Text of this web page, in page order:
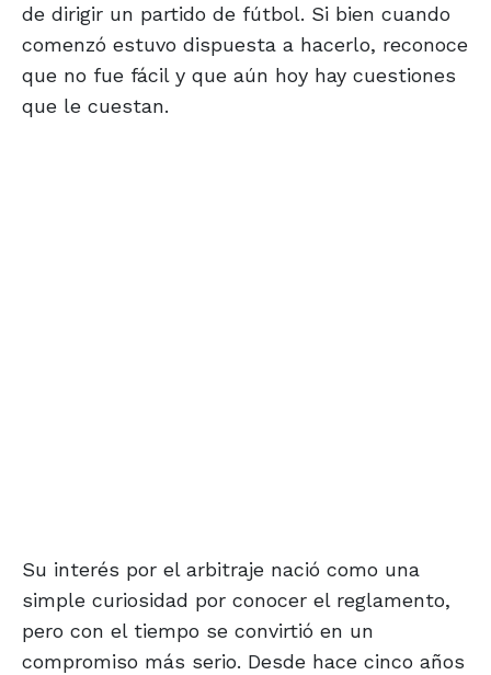
de dirigir un partido de fútbol. Si bien cuando
comenzó estuvo dispuesta a hacerlo, reconoce
que no fue fácil y que aún hoy hay cuestiones
que le cuestan.
Su interés por el arbitraje nació como una
simple curiosidad por conocer el reglamento,
pero con el tiempo se convirtió en un
compromiso más serio. Desde hace cinco años